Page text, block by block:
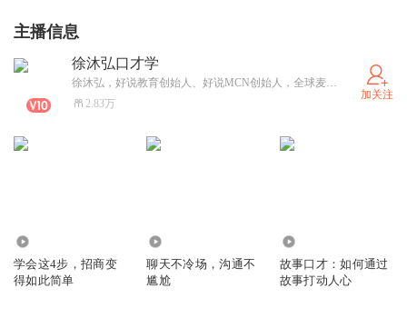
主播信息
徐沐弘口才学
徐沐弘，好说教育创始人、好说MCN创始人，全球麦享会发起人，1200场演讲培训经验，独创50+门口才课程，2000万粉丝知识主播操刀手。
2.83万
加关注
学会这4步，招商变
得如此简单
聊天不冷场，沟通不
尴尬
故事口才：如何通过
故事打动人心